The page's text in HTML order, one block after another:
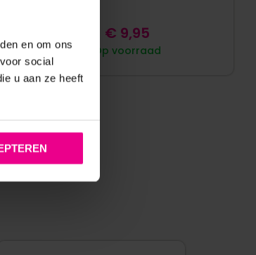
en om ons
social
u aan ze heeft
Op voorraad
€ 9,95